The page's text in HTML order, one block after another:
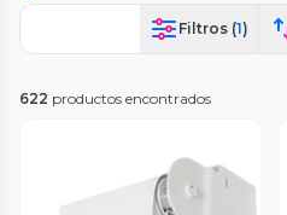
Filtros (1)
622 productos encontrados